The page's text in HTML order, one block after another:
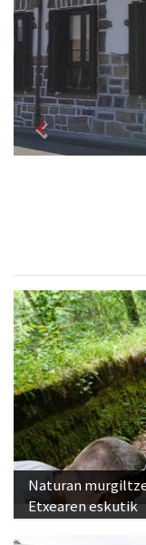
Previous
Naturan
Etxearen eskutik